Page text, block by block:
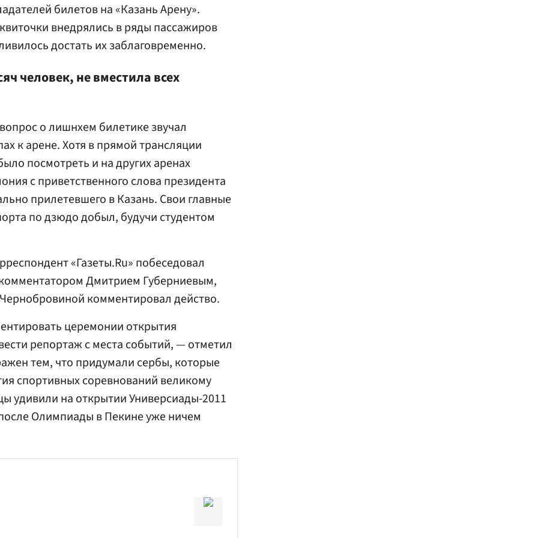
билетов на «Казань Арену».
внедрялись в ряды пассажиров
достать их заблаговременно.
человек, не вместила всех
о лишнхем билетике звучал
к арене. Хотя в прямой трансляции
посмотреть и на других аренах
с приветственного слова президента
прилетевшего в Казань. Свои главные
по дзюдо добыл, будучи студентом
«Газеты.Ru» побеседовал
Дмитрием Губерниевым,
комментировал действо.
церемонии открытия
репортаж с места событий, — отметил
тем, что придумали сербы, которые
спортивных соревнований великому
удивили на открытии Универсиады-2011
Олимпиады в Пекине уже ничем